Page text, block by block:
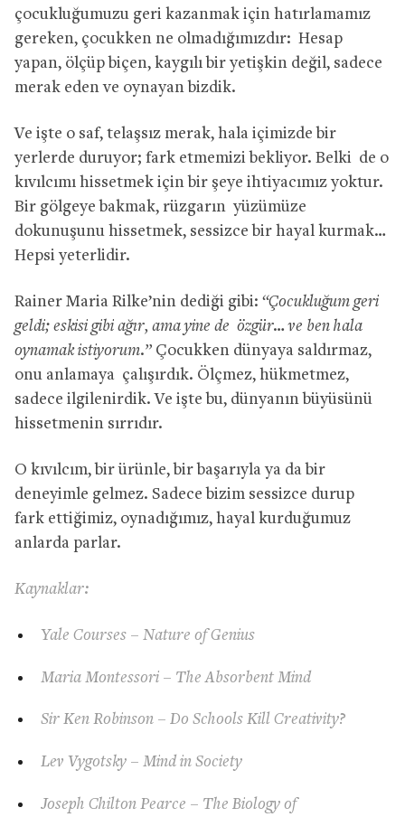
çocukluğumuzu geri kazanmak için hatırlamamız
gereken, çocukken ne olmadığımızdır: Hesap
yapan, ölçüp biçen, kaygılı bir yetişkin değil, sadece
merak eden ve oynayan bizdik.
Ve işte o saf, telaşsız merak, hala içimizde bir
yerlerde duruyor; fark etmemizi bekliyor. Belki de o
kıvılcımı hissetmek için bir şeye ihtiyacımız yoktur.
Bir gölgeye bakmak, rüzgarın yüzümüze
dokunuşunu hissetmek, sessizce bir hayal kurmak…
Hepsi yeterlidir.
Rainer Maria Rilke’nin dediği gibi: “Çocukluğum geri
geldi; eskisi gibi ağır, ama yine de özgür… ve ben hala
oynamak istiyorum.” Çocukken dünyaya saldırmaz,
onu anlamaya çalışırdık. Ölçmez, hükmetmez,
sadece ilgilenirdik. Ve işte bu, dünyanın büyüsünü
hissetmenin sırrıdır.
O kıvılcım, bir ürünle, bir başarıyla ya da bir
deneyimle gelmez. Sadece bizim sessizce durup
fark ettiğimiz, oynadığımız, hayal kurduğumuz
anlarda parlar.
Kaynaklar:
Yale Courses – Nature of Genius
Maria Montessori – The Absorbent Mind
Sir Ken Robinson – Do Schools Kill Creativity?
Lev Vygotsky – Mind in Society
Joseph Chilton Pearce – The Biology of